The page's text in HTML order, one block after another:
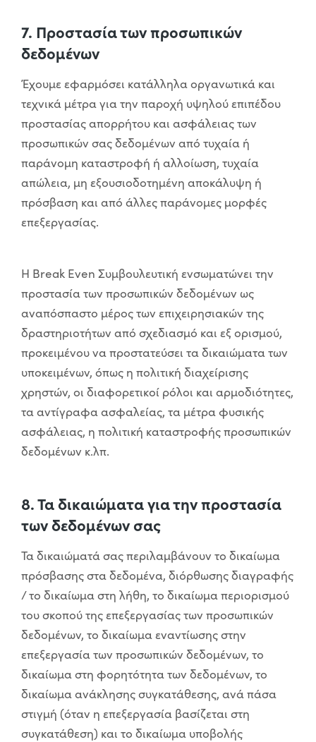
7. Προστασία των προσωπικών
δεδομένων
Έχουμε εφαρμόσει κατάλληλα οργανωτικά και
τεχνικά μέτρα για την παροχή υψηλού επιπέδου
προστασίας απορρήτου και ασφάλειας των
προσωπικών σας δεδομένων από τυχαία ή
παράνομη καταστροφή ή αλλοίωση, τυχαία
απώλεια, μη εξουσιοδοτημένη αποκάλυψη ή
πρόσβαση και από άλλες παράνομες μορφές
επεξεργασίας.
Η Break Even Συμβουλευτική ενσωματώνει την
προστασία των προσωπικών δεδομένων ως
αναπόσπαστο μέρος των επιχειρησιακών της
δραστηριοτήτων από σχεδιασμό και εξ ορισμού,
προκειμένου να προστατεύσει τα δικαιώματα των
υποκειμένων, όπως η πολιτική διαχείρισης
χρηστών, οι διαφορετικοί ρόλοι και αρμοδιότητες,
τα αντίγραφα ασφαλείας, τα μέτρα φυσικής
ασφάλειας, η πολιτική καταστροφής προσωπικών
δεδομένων κ.λπ.
8. Τα δικαιώματα για την προστασία
των δεδομένων σας
Τα δικαιώματά σας περιλαμβάνουν το δικαίωμα
πρόσβασης στα δεδομένα, διόρθωσης διαγραφής
/ το δικαίωμα στη λήθη, το δικαίωμα περιορισμού
του σκοπού της επεξεργασίας των προσωπικών
δεδομένων, το δικαίωμα εναντίωσης στην
επεξεργασία των προσωπικών δεδομένων, το
δικαίωμα στη φορητότητα των δεδομένων, το
δικαίωμα ανάκλησης συγκατάθεσης, ανά πάσα
στιγμή (όταν η επεξεργασία βασίζεται στη
συγκατάθεση) και το δικαίωμα υποβολής